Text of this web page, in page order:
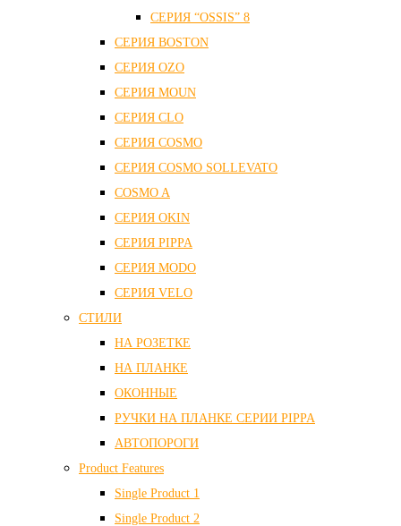
СЕРИЯ “OSSIS” 8
СЕРИЯ ВOSTON
CЕРИЯ OZO
СЕРИЯ MOUN
СЕРИЯ CLO
СЕРИЯ COSMO
СЕРИЯ COSMO SOLLEVATO
COSMO A
СЕРИЯ OKIN
СЕРИЯ PIPPA
СЕРИЯ MODO
СЕРИЯ VELO
СТИЛИ
НА РОЗЕТКЕ
НА ПЛАНКЕ
ОКОННЫЕ
РУЧКИ НА ПЛАНКЕ СЕРИИ PIPPA
АВТОПОРОГИ
Product Features
Single Product 1
Single Product 2